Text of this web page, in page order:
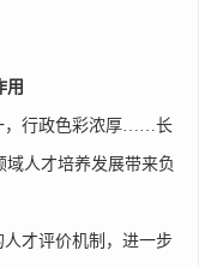
用
，行政色彩浓厚……长
人才培养发展带来负
才评价机制，进一步